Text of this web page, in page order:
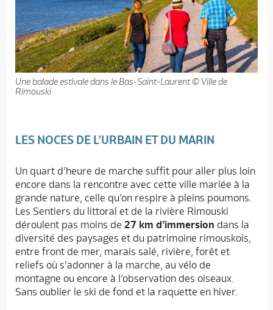
Une balade estivale dans le Bas-Saint-Laurent © Ville de
Rimouski
LES NOCES DE L’URBAIN ET DU MARIN
Un quart d’heure de marche suffit pour aller plus loin
encore dans la rencontre avec cette ville mariée à la
grande nature, celle qu’on respire à pleins poumons.
Les Sentiers du littoral et de la rivière Rimouski
déroulent pas moins de 27 km d’immersion dans la
diversité des paysages et du patrimoine rimouskois,
entre front de mer, marais salé, rivière, forêt et
reliefs où s’adonner à la marche, au vélo de
montagne ou encore à l’observation des oiseaux.
Sans oublier le ski de fond et la raquette en hiver.